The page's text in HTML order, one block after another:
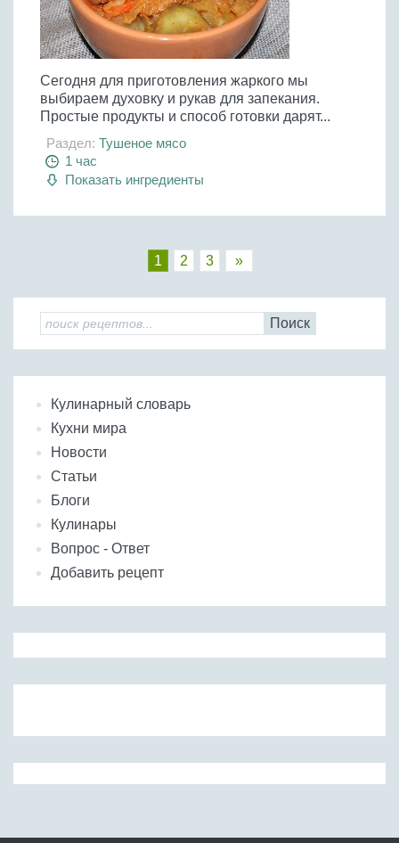
Сегодня для приготовления жаркого мы
выбираем духовку и рукав для запекания.
Простые продукты и способ готовки дарят...
Раздел: Тушеное мясо
1 час
Показать ингредиенты
1 2 3 »
Поиск
Кулинарный словарь
Кухни мира
Новости
Статьи
Блоги
Кулинары
Вопрос - Ответ
Добавить рецепт